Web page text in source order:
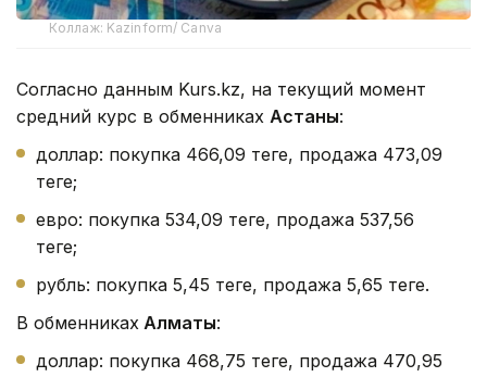
Коллаж: Kazinform/ Canva
Согласно данным Kurs.kz, на текущий момент
средний курс в обменниках Астаны:
доллар: покупка 466,09 теңге, продажа 473,09
теңге;
евро: покупка 534,09 теңге, продажа 537,56
теңге;
рубль: покупка 5,45 теңге, продажа 5,65 теңге.
В обменниках Алматы:
доллар: покупка 468,75 теңге, продажа 470,95